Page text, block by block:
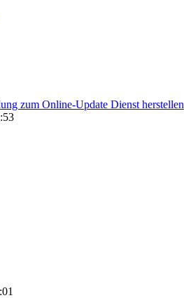
zum Online-Update Dienst herstellen